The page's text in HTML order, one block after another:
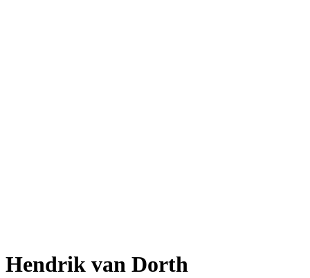
Hendrik van Dorth